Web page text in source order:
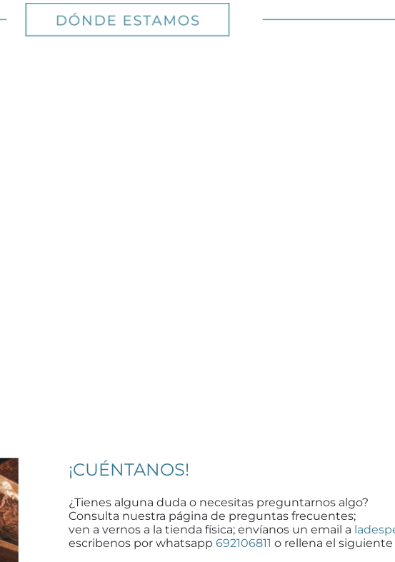
¡CUÉNTANOS!
¿Tienes alguna duda o necesitas preguntarnos algo?
Consulta nuestra página de preguntas frecuentes;
ven a vernos a la tienda física; envíanos un email a
escribenos por whatsapp 692106811 o rellena el